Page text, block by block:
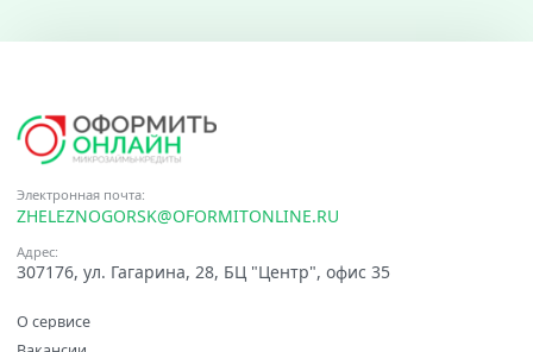
Электронная почта:
ZHELEZNOGORSK@OFORMITONLINE.RU
Адрес:
307176, ул. Гагарина, 28, БЦ "Центр", офис 35
О сервисе